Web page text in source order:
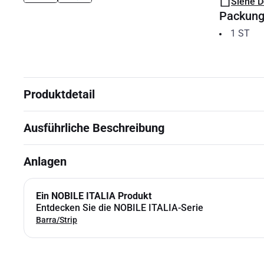
Packung
1 ST
Produktdetail
Ausführliche Beschreibung
Anlagen
Ein NOBILE ITALIA Produkt
Entdecken Sie die NOBILE ITALIA-Serie
Barra/Strip